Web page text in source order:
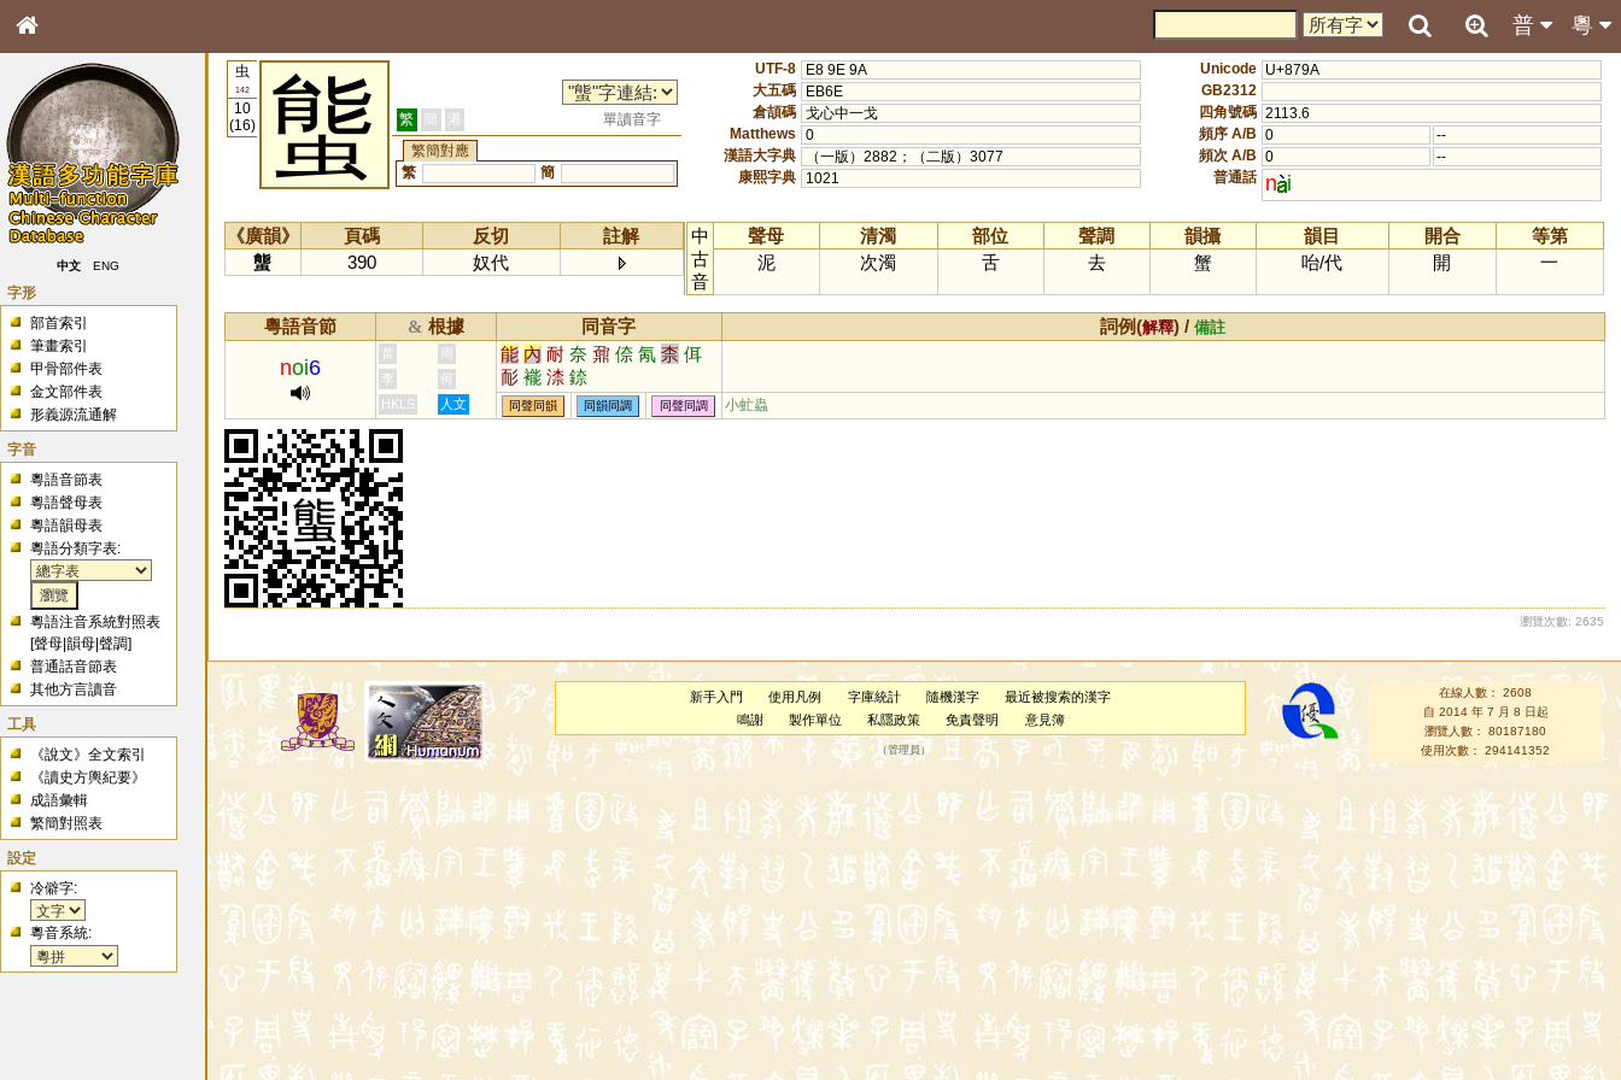
粵
普
中文 ENG
字形
部首索引
筆畫索引
甲骨部件表
金文部件表
形義源流通解
字音
粵語音節表
粵語聲母表
粵語韻母表
粵語分類字表:
粵語注音系統對照表
[聲母 |韻母 |聲調]
普通話音節表
其他方言讀音
工具
《說文》全文索引
《讀史方輿紀要》
成語彙輯
繁簡對照表
設定
冷僻字:
粵音系統:
虫
142
10
(16)
螚 繁 簡 港
單讀音字
繁簡對應
繁
簡
UTF-8
E8 9E 9A
大五碼
EB6E
倉頡碼 戈心中一戈
Matthews
0
漢語大字典
（一版）2882；（二版）3077
康熙字典
1021
Unicode U+879A
GB2312
四角號碼 2113.6
頻序 A/B 0
--
頻次 A/B 0
--
普通話 n i
《廣韻》 頁碼 反切
註解
螚
390 奴代
中
古
音
聲母 清濁 部位 聲調 韻攝 韻目 開合
等第
泥
次濁 舌 去 蟹 咍/代 開 一
粵語音節 & 根據 同音字 詞例(解釋) /備註
noi6
黃 周 能 內 耐 奈 鼐 倷 氝 柰 佴
耏 褦 渿 錼
李
何
HKLS
人文 同聲同韻 同韻同調 同聲同調 小虻蟲
瀏覽次數: 2635
新手入門 使用凡例 字庫統計 隨機漢字
最近被搜索的漢字
鳴謝
製作單位 私隱政策 免責聲明 意見簿
（管理員 ）
在線人數： 2608
自 2014 年 7 月 8 日起
瀏覽人數： 80187180
使用次數： 294141352